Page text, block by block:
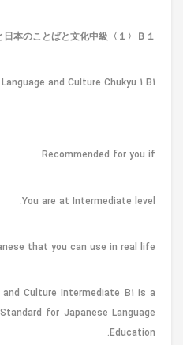
日本のことばと文化中級〈１〉Ｂ１
and Culture Chukyu 1 B1
Recommended for you if
You are at Intermediate level.
that you can use in real life.
Culture Intermediate B1 is a
for Japanese Language
Education.